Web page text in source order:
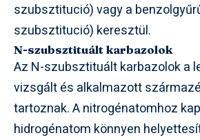
szubsztitució) vagy a
szubsztitució) keresztül.
N-szubsztituált karbazolok
Az N-szubsztituált karbazolok a
vizsgált és alkalmazott
tartoznak. A nitrogénatomhoz
hidrogénatom könnyen